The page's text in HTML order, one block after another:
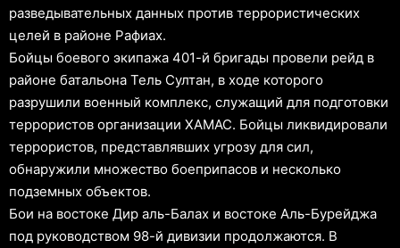
разведывательных данных против террористических
целей в районе Рафиах.
Бойцы боевого экипажа 401-й бригады провели рейд в
районе батальона Тель Султан, в ходе которого
разрушили военный комплекс, служащий для подготовки
террористов организации ХАМАС. Бойцы ликвидировали
террористов, представлявших угрозу для сил,
обнаружили множество боеприпасов и несколько
подземных объектов.
Бои на востоке Дир аль-Балах и востоке Аль-Бурейджа
под руководством 98-й дивизии продолжаются. В